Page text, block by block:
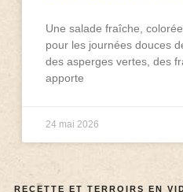
Une salade fraîche,
pour les journées douces
des asperges vertes, des
apporte
24 mai 2026
RECETTE ET TERROIRS EN